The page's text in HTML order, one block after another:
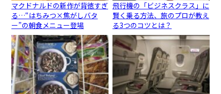
マクドナルドの新作が背徳すぎ
る…“はちみつ×焦がしバタ
ー”の朝食メニュー登場
飛行機の「ビジネスクラス」に
賢く乗る方法、旅のプロが教え
る3つのコツとは？